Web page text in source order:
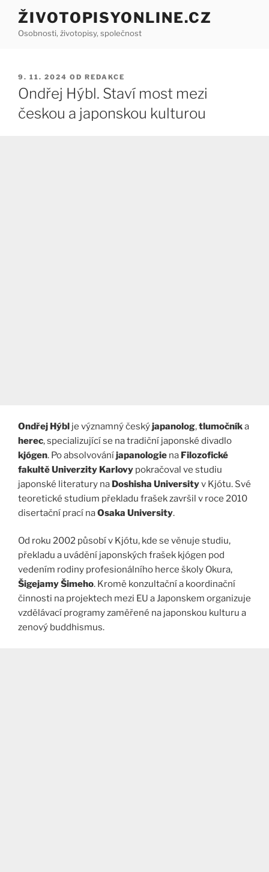
Přejít
obsahu
ŽIVOTOPISYONLINE.CZ
Osobnosti, životopisy, společnost
PUBLIKOVÁNO
9. 11. 2024 OD REDAKCE
Ondřej Hýbl. Staví most mezi
českou a japonskou kulturou
Ondřej Hýbl je významný českýjapanolog,tlumočníka
herec, specializující se na tradiční japonské divadlo
kjógen. Po absolvováníjapanologie na Filozofické
fakultě Univerzity Karlovy pokračoval ve studiu
japonské literatury na Doshisha Universityv Kjótu. Své
teoretické studium překladu frašek završil v roce 2010
disertační prací naOsaka University.
Od roku 2002 působí v Kjótu, kde se věnuje studiu,
překladu a uvádění japonských frašek kjógen pod
vedením rodiny profesionálního herce školy Okura,
Šigejamy Šimeho. Kromě konzultační a koordinační
činnosti na projektech mezi EU a Japonskem organizuje
vzdělávací programy zaměřené na japonskou kulturu a
zenový buddhismus.